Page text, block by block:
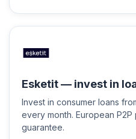
Esketit — invest in
Invest in consumer loans
every month. European
guarantee.